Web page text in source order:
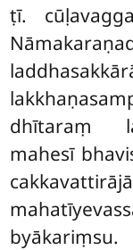
ṭī.
dhītaraṃ
mahesī
byākariṃsu.